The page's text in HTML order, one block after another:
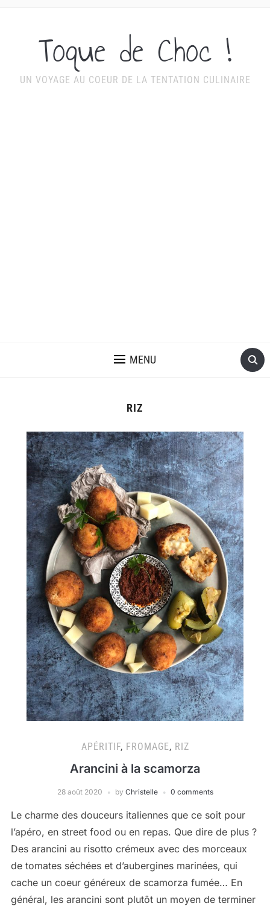
Toque de Choc !
UN VOYAGE AU COEUR DE LA TENTATION CULINAIRE
MENU
RIZ
APÉRITIF, FROMAGE, RIZ
Arancini à la scamorza
28 août 2020 by Christelle 0 comments
Le charme des douceurs italiennes que ce soit pour
l’apéro, en street food ou en repas. Que dire de plus ?
Des arancini au risotto crémeux avec des morceaux
de tomates séchées et d’aubergines marinées, qui
cache un coeur généreux de scamorza fumée… En
général, les arancini sont plutôt un moyen de terminer